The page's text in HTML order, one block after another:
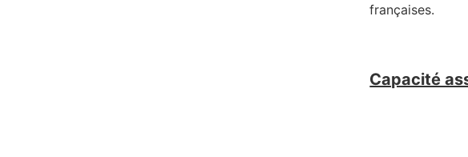
françaises.
Capacité